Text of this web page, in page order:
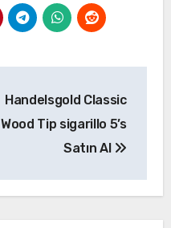
Handelsgold Classic
Wood Tip sigarillo 5’s
Satın Al